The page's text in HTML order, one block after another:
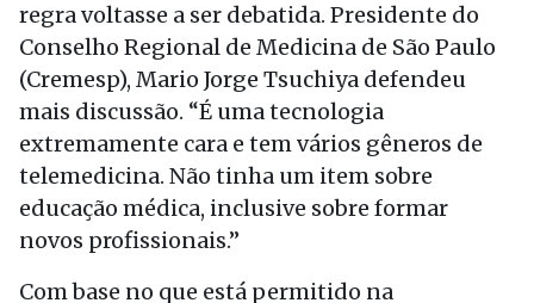
regra voltasse a ser debatida. Presidente do
Conselho Regional de Medicina de São Paulo
(Cremesp), Mario Jorge Tsuchiya defendeu
mais discussão. “É uma tecnologia
extremamente cara e tem vários gêneros de
telemedicina. Não tinha um item sobre
educação médica, inclusive sobre formar
novos profissionais.”
Com base no que está permitido na